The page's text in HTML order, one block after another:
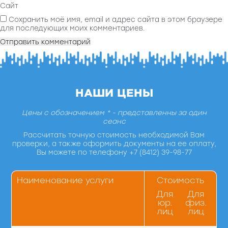
Сайт
Сохранить моё имя, email и адрес сайта в этом браузере
для последующих моих комментариев.
НАШИ ЦЕНЫ
Цены с обозначением * - представленны за один
сеанс
Рассчитать точную стоимость необходимой Вам
проверки, а также оформить документы на ее оплату,
Вы можете по телефону +7 (8412) 39-98-77
Наименование услуги
Стоимость
Для
юр.
лиц
Для
физ.
лиц